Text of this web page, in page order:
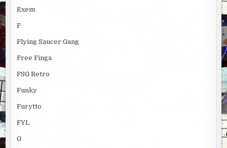
Exem
F
Flying Saucer Gang
Free Finga
FSG Retro
Funky
Furytto
FYL
G